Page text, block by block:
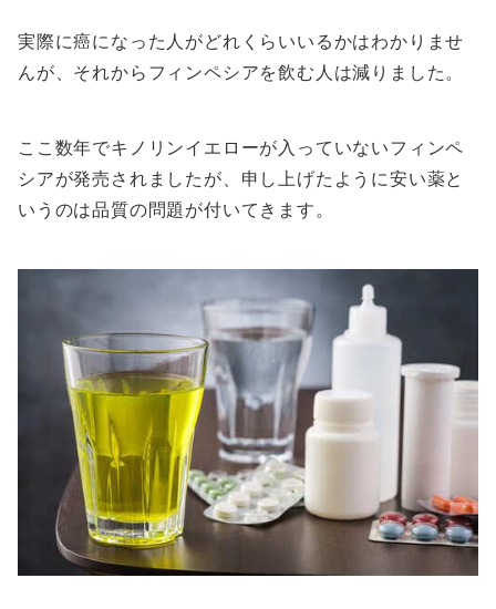
実際に癌になった人がどれくらいいるかはわかりませ
んが、それからフィンペシアを飲む人は減りました。
ここ数年でキノリンイエローが入っていないフィンペ
シアが発売されましたが、申し上げたように安い薬と
いうのは品質の問題が付いてきます。